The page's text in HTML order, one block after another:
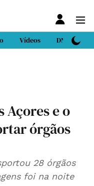
Vídeos DN Sport
Açores e o
órgãos
28 órgãos
foi na noite